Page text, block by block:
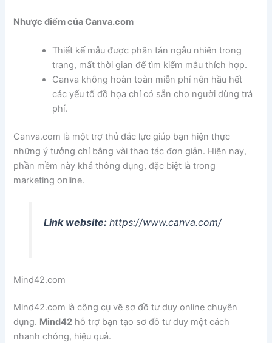
Nhược điểm của Canva.com
Thiết kế mẫu được phân tán ngẫu nhiên trong
trang, mất thời gian để tìm kiếm mẫu thích hợp.
Canva không hoàn toàn miễn phí nên hầu hết
các yếu tố đồ họa chỉ có sẵn cho người dùng trả
phí.
Canva.com là một trợ thủ đắc lực giúp bạn hiện thực
những ý tưởng chỉ bằng vài thao tác đơn giản. Hiện nay,
phần mềm này khá thông dụng, đặc biệt là trong
marketing online.
Link website: https://www.canva.com/
Mind42.com
Mind42.com là công cụ vẽ sơ đồ tư duy online chuyên
dụng. Mind42 hỗ trợ bạn tạo sơ đồ tư duy một cách
nhanh chóng, hiệu quả.